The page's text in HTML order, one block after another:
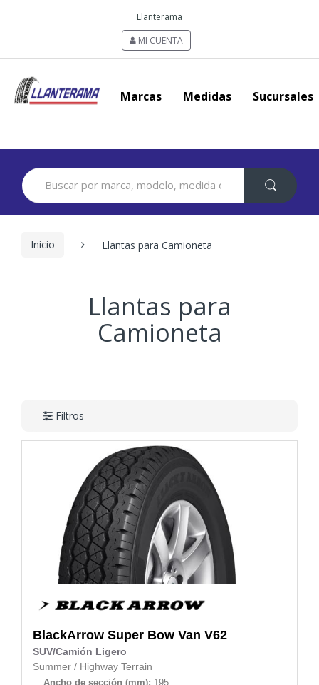
Llanterama
MI CUENTA
Marcas Medidas Sucursales
Search
for:
Inicio Llantas para Camioneta
Llantas para
Camioneta
Filtros
BlackArrow Super Bow Van V62
SUV/Camión Ligero
Summer / Highway Terrain
Ancho de sección (mm): 195